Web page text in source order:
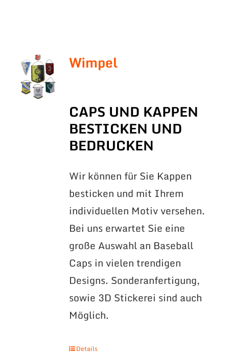
Wimpel
CAPS UND KAPPEN
BESTICKEN UND
BEDRUCKEN
Wir können für Sie Kappen
besticken und mit Ihrem
individuellen Motiv versehen.
Bei uns erwartet Sie eine
große Auswahl an Baseball
Caps in vielen trendigen
Designs. Sonderanfertigung,
sowie 3D Stickerei sind auch
Möglich.
Details